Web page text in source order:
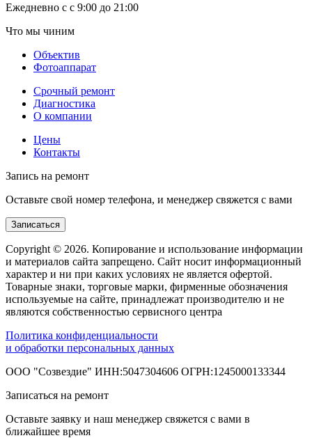
Eжедневно с с 9:00 до 21:00
Что мы чиним
Объектив
Фотоаппарат
Срочный ремонт
Диагностика
О компании
Цены
Контакты
Запись на ремонт
Оставьте свой номер телефона, и менеджер свяжется с вами
Записаться
Copyright © 2026. Копирование и использование информации
и материалов сайта запрещено. Сайт носит информационный
характер и ни при каких условиях не является офертой.
Товарные знаки, торговые марки, фирменные обозначения
используемые на сайте, принадлежат производителю и не
являются собственностью сервисного центра
Политика конфиденциальности
и обработки персональных данных
ООО "Созвездие" ИНН:5047304606 ОГРН:1245000133344
Записаться на ремонт
Оставьте заявку и наш менеджер свяжется с вами в
ближайшее время